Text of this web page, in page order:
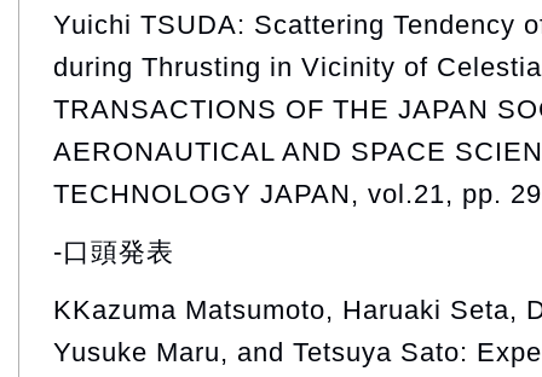
Yuichi TSUDA: Scattering Tendency
during Thrusting in Vicinity of
TRANSACTIONS OF THE JAPAN
AERONAUTICAL AND SPACE
TECHNOLOGY JAPAN, vol.21, pp.
-口頭発表
KKazuma Matsumoto, Haruaki Seta,
Yusuke Maru, and Tetsuya Sato: